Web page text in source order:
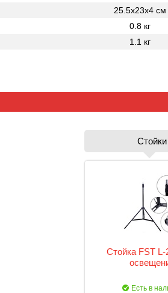
25.5х23х4 см
0.8 кг
1.1 кг
Стойки
Стойка FST L-
Есть в